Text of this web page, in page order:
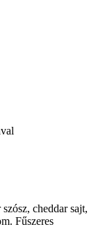
cheddar sajt,
Fűszeres